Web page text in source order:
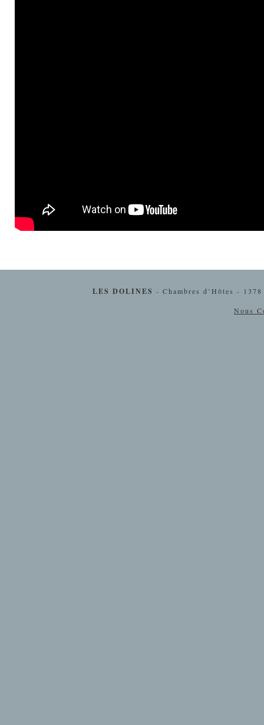
LES DOLINES - Chambres d’Hôtes -
Nous